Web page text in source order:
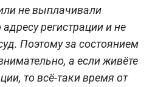
не выплачивали
регистрации и не
Поэтому за состоянием
а если живёте
то всё-таки время от